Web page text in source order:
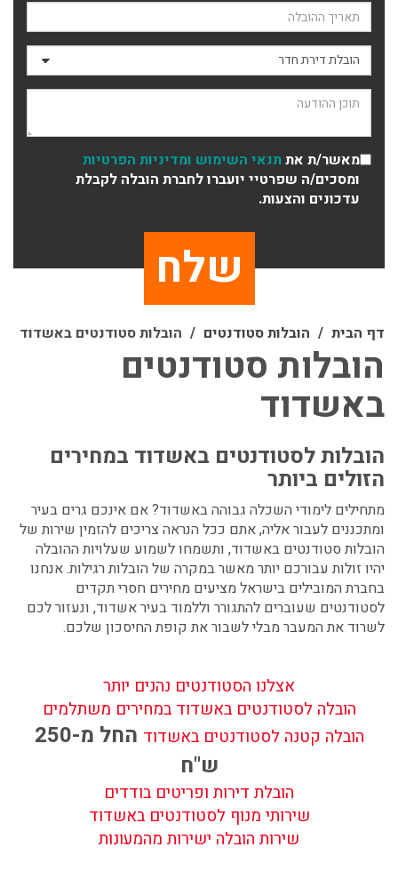
תאריך ההובלה
סוג ההובלה
תוכן ההודעה
מאשר/ת אתתנאי השימוש ומדיניות הפרטיות
ומסכים/ה שפרטיי יועברו לחברת הובלה לקבלת
עדכונים והצעות.
דף הבית הובלות סטודנטים הובלות סטודנטים באשדוד
הובלות סטודנטים
באשדוד
הובלות לסטודנטים באשדוד במחירים
הזולים ביותר
מתחילים לימודי השכלה גבוהה באשדוד? אם אינכם גרים בעיר
ומתכננים לעבור אליה, אתם ככל הנראה צריכים להזמין שירות של
הובלות סטודנטים באשדוד, ותשמחו לשמוע שעלויות ההובלה
יהיו זולות עבורכם יותר מאשר במקרה של הובלות רגילות. אנחנו
בחברת המובילים בישראל מציעים מחירים חסרי תקדים
לסטודנטים שעוברים להתגורר וללמוד בעיר אשדוד, ונעזור לכם
לשרוד את המעבר מבלי לשבור את קופת החיסכון שלכם.
אצלנו הסטודנטים נהנים יותר
הובלה לסטודנטים באשדוד במחירים משתלמים
הובלה קטנה לסטודנטים באשדוד
החל מ-250
ש"ח
הובלת דירות ופריטים בודדים
שירותי מנוף לסטודנטים באשדוד
שירות הובלה ישירות מהמעונות